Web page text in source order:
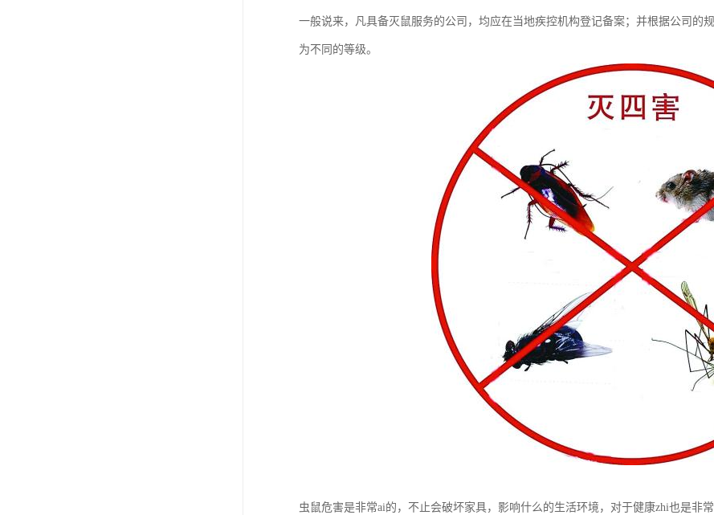
一般说来，凡具备灭鼠服务的公司，均应在当地疾控机构登记备案；并根据公司的
为不同的等级。
虫鼠危害是非常ai的，不止会破坏家具，影响什么的生活环境，对于健康zhi也是非